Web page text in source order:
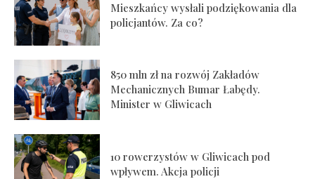
Mieszkańcy wysłali podziękowania dla
policjantów. Za co?
850 mln zł na rozwój Zakładów
Mechanicznych Bumar Łabędy.
Minister w Gliwicach
10 rowerzystów w Gliwicach pod
wpływem. Akcja policji